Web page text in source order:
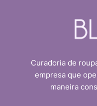
Curadoria de
empresa que
maneira